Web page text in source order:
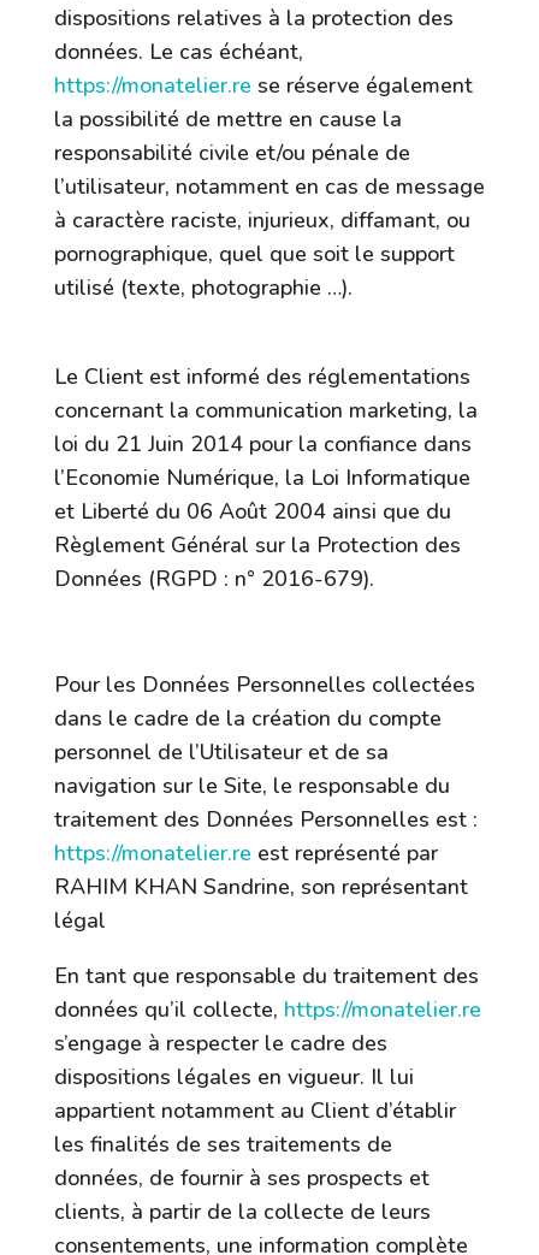
dispositions relatives à la protection des
données. Le cas échéant,
https://monatelier.re se réserve également
la possibilité de mettre en cause la
responsabilité civile et/ou pénale de
l’utilisateur, notamment en cas de message
à caractère raciste, injurieux, diffamant, ou
pornographique, quel que soit le support
utilisé (texte, photographie …).
Le Client est informé des réglementations
concernant la communication marketing, la
loi du 21 Juin 2014 pour la confiance dans
l’Economie Numérique, la Loi Informatique
et Liberté du 06 Août 2004 ainsi que du
Règlement Général sur la Protection des
Données (RGPD : n° 2016-679).
Pour les Données Personnelles collectées
dans le cadre de la création du compte
personnel de l’Utilisateur et de sa
navigation sur le Site, le responsable du
traitement des Données Personnelles est :
https://monatelier.re est représenté par
RAHIM KHAN Sandrine, son représentant
légal
En tant que responsable du traitement des
données qu’il collecte, https://monatelier.re
s’engage à respecter le cadre des
dispositions légales en vigueur. Il lui
appartient notamment au Client d’établir
les finalités de ses traitements de
données, de fournir à ses prospects et
clients, à partir de la collecte de leurs
consentements, une information complète